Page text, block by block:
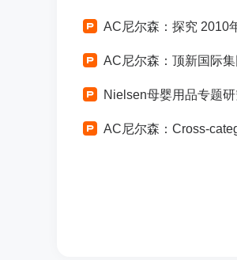
AC尼尔森：探究 2010
AC尼尔森：顶新国际
Nielsen母婴用品专题
AC尼尔森：Cross-